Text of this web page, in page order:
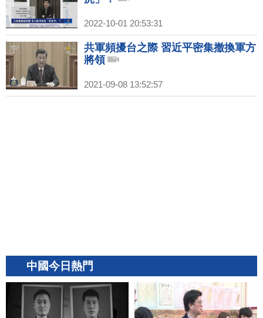
2022-10-01 20:53:31
共軍頻擾台之際 習近平密集撤換軍方
將領
2021-09-08 13:52:57
中國今日熱門